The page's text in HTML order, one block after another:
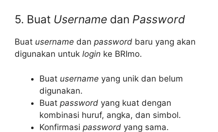
5. Buat Username dan Password
Buat username dan password baru yang akan
digunakan untuk login ke BRImo.
Buat username yang unik dan belum
digunakan.
Buat password yang kuat dengan
kombinasi huruf, angka, dan simbol.
Konfirmasi password yang sama.